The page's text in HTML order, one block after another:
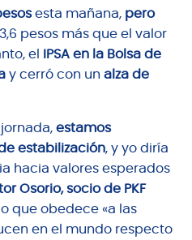
esta mañana, pero
pesos más que el valor
el IPSA en la Bolsa de
y cerró con un alza de
estamos
estabilización, y yo diría
hacia valores esperados
Osorio, socio de PKF
que obedece «a las
en el mundo respecto